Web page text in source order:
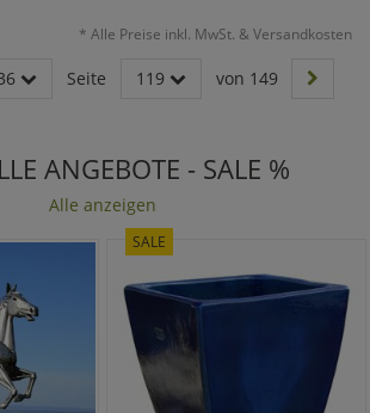
* Alle Preise inkl. MwSt. & Versandkosten
Seite 119 von 149
ANGEBOTE - SALE %
Alle anzeigen
SALE